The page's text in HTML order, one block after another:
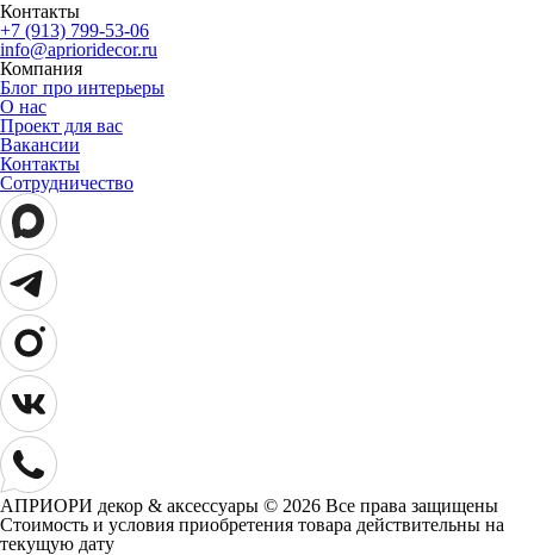
Контакты
+7 (913) 799-53-06
info@aprioridecor.ru
Компания
Блог про интерьеры
О нас
Проект для вас
Вакансии
Контакты
Сотрудничество
АПРИОРИ декор & аксессуары © 2026 Все права защищены
Cтоимость и условия приобретения товара действительны на
текущую дату